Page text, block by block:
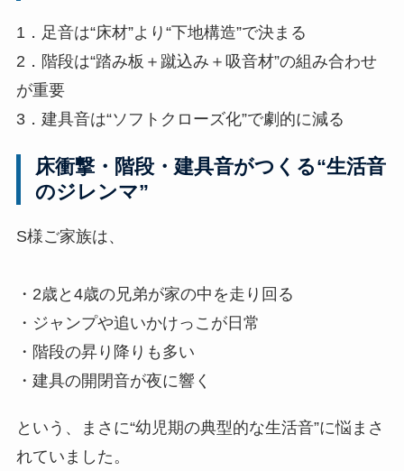
1．足音は“床材”より“下地構造”で決まる
2．階段は“踏み板＋蹴込み＋吸音材”の組み合わせ
が重要
3．建具音は“ソフトクローズ化”で劇的に減る
床衝撃・階段・建具音がつくる“生活音
のジレンマ”
S様ご家族は、
・2歳と4歳の兄弟が家の中を走り回る
・ジャンプや追いかけっこが日常
・階段の昇り降りも多い
・建具の開閉音が夜に響く
という、まさに“幼児期の典型的な生活音”に悩まさ
れていました。